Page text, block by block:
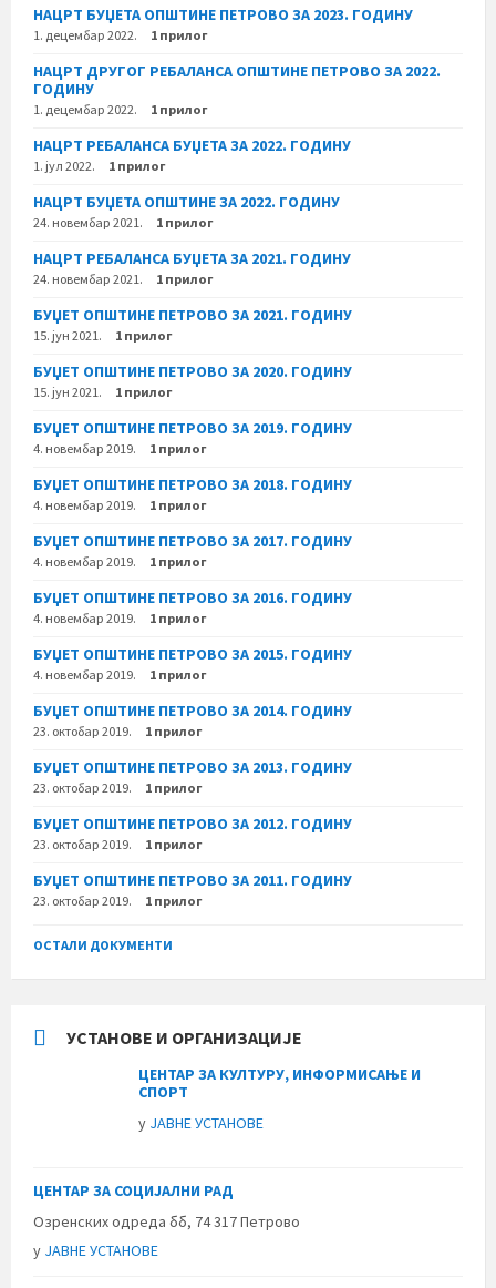
НАЦРТ БУЏЕТА ОПШТИНЕ ПЕТРОВО ЗА 2023. ГОДИНУ
1. децембар 2022. 1 прилог
НАЦРТ ДРУГОГ РЕБАЛАНСА ОПШТИНЕ ПЕТРОВО ЗА 2022.
ГОДИНУ
1. децембар 2022. 1 прилог
НАЦРТ РЕБАЛАНСА БУЏЕТА ЗА 2022. ГОДИНУ
1. јул 2022. 1 прилог
НАЦРТ БУЏЕТА ОПШТИНЕ ЗА 2022. ГОДИНУ
24. новембар 2021. 1 прилог
НАЦРТ РЕБАЛАНСА БУЏЕТА ЗА 2021. ГОДИНУ
24. новембар 2021. 1 прилог
БУЏЕТ ОПШТИНЕ ПЕТРОВО ЗА 2021. ГОДИНУ
15. јун 2021. 1 прилог
БУЏЕТ ОПШТИНЕ ПЕТРОВО ЗА 2020. ГОДИНУ
15. јун 2021. 1 прилог
БУЏЕТ ОПШТИНЕ ПЕТРОВО ЗА 2019. ГОДИНУ
4. новембар 2019. 1 прилог
БУЏЕТ ОПШТИНЕ ПЕТРОВО ЗА 2018. ГОДИНУ
4. новембар 2019. 1 прилог
БУЏЕТ ОПШТИНЕ ПЕТРОВО ЗА 2017. ГОДИНУ
4. новембар 2019. 1 прилог
БУЏЕТ ОПШТИНЕ ПЕТРОВО ЗА 2016. ГОДИНУ
4. новембар 2019. 1 прилог
БУЏЕТ ОПШТИНЕ ПЕТРОВО ЗА 2015. ГОДИНУ
4. новембар 2019. 1 прилог
БУЏЕТ ОПШТИНЕ ПЕТРОВО ЗА 2014. ГОДИНУ
23. октобар 2019. 1 прилог
БУЏЕТ ОПШТИНЕ ПЕТРОВО ЗА 2013. ГОДИНУ
23. октобар 2019. 1 прилог
БУЏЕТ ОПШТИНЕ ПЕТРОВО ЗА 2012. ГОДИНУ
23. октобар 2019. 1 прилог
БУЏЕТ ОПШТИНЕ ПЕТРОВО ЗА 2011. ГОДИНУ
23. октобар 2019. 1 прилог
ОСТАЛИ ДОКУМЕНТИ
УСТАНОВЕ И ОРГАНИЗАЦИЈЕ
ЦЕНТАР ЗА КУЛТУРУ, ИНФОРМИСАЊЕ И
СПОРТ
у ЈАВНЕ УСТАНОВЕ
ЦЕНТАР ЗА СОЦИЈАЛНИ РАД
Озренских одреда бб, 74 317 Петрово
у ЈАВНЕ УСТАНОВЕ